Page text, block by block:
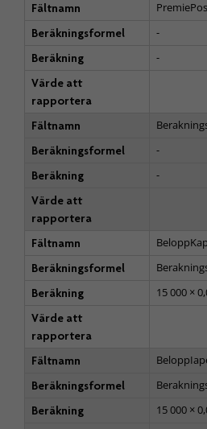
Fältnamn
Beräkningsformel
-
Beräkning
-
Värde att
rapportera
Fältnamn
Beräkningsformel
-
Beräkning
-
Värde att
rapportera
Fältnamn
Beräkningsformel
Beräkning
15 000 ×
Värde att
rapportera
Fältnamn
Beräkningsformel
Beräkning
15 000 ×